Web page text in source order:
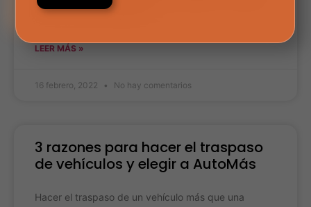
tener que hacer algún tipo
LEER MÁS »
16 febrero, 2022 No hay comentarios
3 razones para hacer el traspaso
de vehículos y elegir a AutoMás
Hacer el traspaso de un vehículo más que una